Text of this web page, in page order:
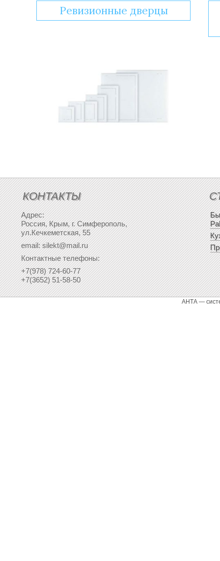
Ревизионные дверцы
КОНТАКТЫ
Адрес:
Россия, Крым, г. Симферополь,
ул.Кечкеметская, 55
email: silekt@mail.ru
Контактные телефоны:
+7(978) 724-60-77
+7(3652) 51-58-50
АНТА —